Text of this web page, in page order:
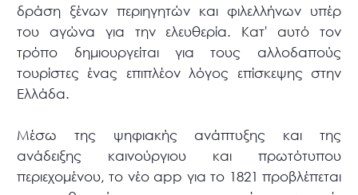
δράση ξένων περιηγητών και φιλελλήνων υπέρ
του αγώνα για την ελευθερία. Κατ' αυτό τον
τρόπο δημιουργείται για τους αλλοδαπούς
τουρίστες ένας επιπλέον λόγος επίσκεψης στην
Ελλάδα.
Μέσω της ψηφιακής ανάπτυξης και της
ανάδειξης καινούργιου και πρωτότυπου
περιεχομένου, το νέο app για το 1821 προβλέπεται